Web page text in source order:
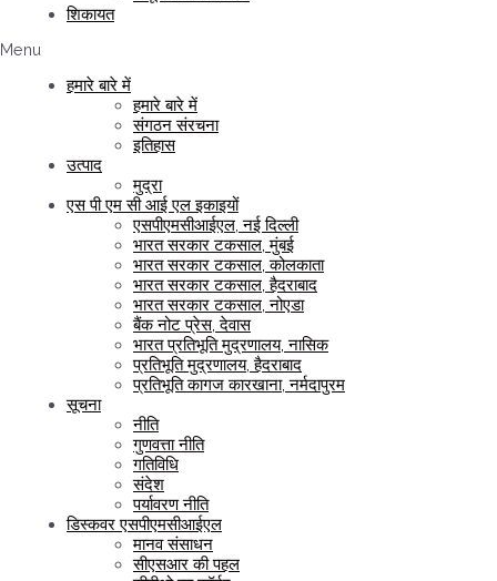
शिकायत
Menu
हमारे बारे में
हमारे बारे में
संगठन संरचना
इतिहास
उत्पाद
मुद्रा
एस पी एम सी आई एल इकाइयों
एसपीएमसीआईएल, नई दिल्ली
भारत सरकार टकसाल, मुंबई
भारत सरकार टकसाल, कोलकाता
भारत सरकार टकसाल, हैदराबाद
भारत सरकार टकसाल, नोएडा
बैंक नोट प्रेस, देवास
भारत प्रतिभूति मुद्रणालय, नासिक
प्रतिभूति मुद्रणालय, हैदराबाद
प्रतिभूति कागज कारखाना, नर्मदापुरम
सूचना
नीति
गुणवत्ता नीति
गतिविधि
संदेश
पर्यावरण नीति
डिस्कवर एसपीएमसीआईएल
मानव संसाधन
सीएसआर की पहल